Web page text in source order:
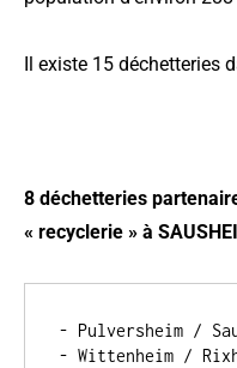
Il existe 15 déchetteries
8 déchetteries
« recyclerie » à
- Pulversheim /
- Wittenheim /